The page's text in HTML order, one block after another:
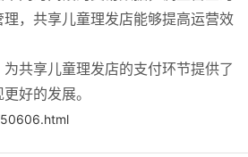
，共享儿童理发店能够提高运营效
共享儿童理发店的支付环节提供了
好的发展。